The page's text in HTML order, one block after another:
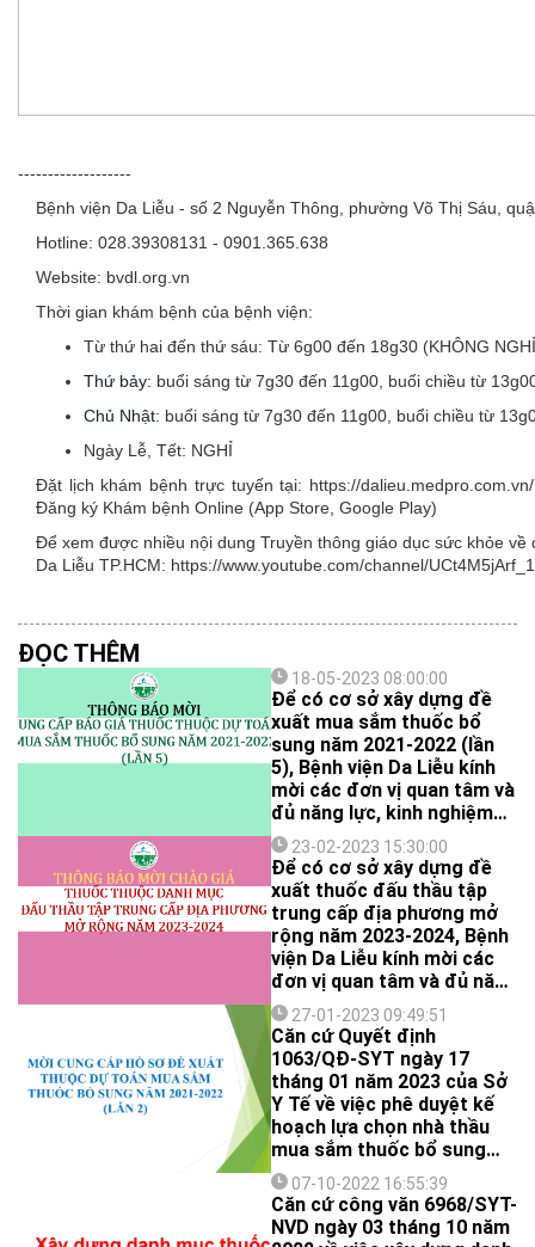
-------------------
Bệnh viện Da Liễu - số 2 Nguyễn Thông, phường Võ Thị Sáu,
Hotline: 028.39308131 - 0901.365.638
Website: bvdl.org.vn
Thời gian khám bệnh của bệnh viện:
Từ thứ hai đến thứ sáu: Từ 6g00 đến 18g30 (KHÔNG
Thứ bảy: buổi sáng từ 7g30 đến 11g00, buổi chiều từ
Chủ Nhật: buổi sáng từ 7g30 đến 11g00, buổi chiều từ
Ngày Lễ, Tết: NGHỈ
Đặt lịch khám bệnh trực tuyến tại: https://
Đăng ký Khám bệnh Online (App Store, Google Play)
Để xem được nhiều nội dung Truyền thông giáo dục sức khỏe về
Da Liễu TP.HCM: https://www.youtube.com/channel/
ĐỌC THÊM
18-05-2023 08:00:00
Để có cơ sở xây dựng đề
xuất mua sắm thuốc bổ
sung năm 2021-2022 (lần
5), Bệnh viện Da Liễu kính
mời các đơn vị quan tâm và
đủ năng lực, kinh nghiệm
cung cấp báo giá để Bệnh
viện thực hiện các thủ tục
đấu thầu theo quy định.
23-02-2023 15:30:00
Để có cơ sở xây dựng đề
xuất thuốc đấu thầu tập
trung cấp địa phương mở
rộng năm 2023-2024, Bệnh
viện Da Liễu kính mời các
đơn vị quan tâm và đủ năng
lực, kinh nghiệm cung cấp
báo giá để Bệnh viện thực
hiện các thủ tục đấu thầu
theo quy định.
27-01-2023 09:49:51
Căn cứ Quyết định
1063/QĐ-SYT ngày 17
tháng 01 năm 2023 của Sở
Y Tế về việc phê duyệt kế
hoạch lựa chọn nhà thầu
mua sắm thuốc bổ sung
năm 2021-2022 (lần 2);
Bệnh viện Da Liễu kính mời
Quý công ty quan tâm và
có đủ năng lực, kinh
07-10-2022 16:55:39
Căn cứ công văn 6968/SYT-
NVD ngày 03 tháng 10 năm